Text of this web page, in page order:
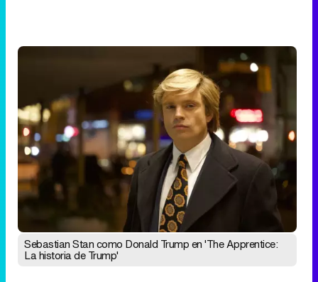
Sebastian Stan como Donald Trump en 'The Apprentice:
La historia de Trump'